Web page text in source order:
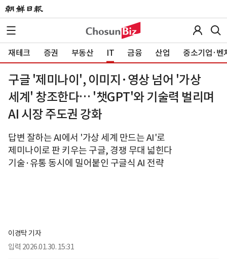
재테크 증권 부동산 IT 금융 산업 중소기업·벤
구글 '제미나이', 이미지·영상 넘어 '가상
세계' 창조한다… '챗GPT'와 기술력 벌리며
AI 시장 주도권 강화
답변 잘하는 AI에서 '가상 세계 만드는 AI'로
제미나이로 판 키우는 구글, 경쟁 무대 넓힌다
기술·유통 동시에 밀어붙인 구글식 AI 전략
이경탁 기자
입력 2026.01.30. 15:31